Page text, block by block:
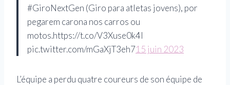
#GiroNextGen (Giro para atletas jovens), por
pegarem carona nos carros ou
motos.https://t.co/V3Xuse0k4l
pic.twitter.com/mGaXjT3eh715 juin 2023
L’équipe a perdu quatre coureurs de son équipe de